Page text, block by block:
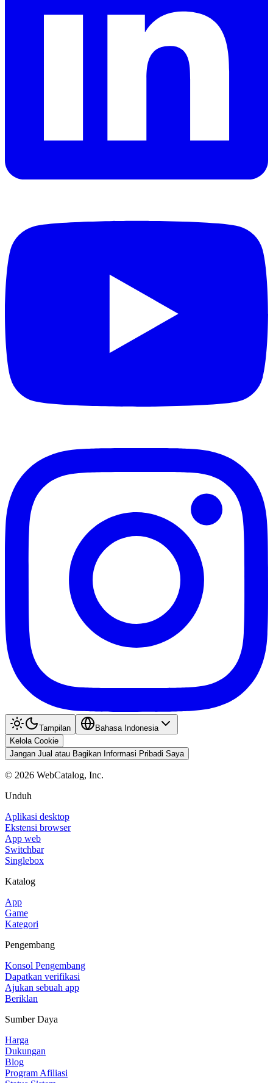
Tampilan
Bahasa Indonesia
Kelola Cookie
Jangan Jual atau Bagikan Informasi Pribadi Saya
© 2026 WebCatalog, Inc.
Unduh
Aplikasi desktop
Ekstensi browser
App web
Switchbar
Singlebox
Katalog
App
Game
Kategori
Pengembang
Konsol Pengembang
Dapatkan verifikasi
Ajukan sebuah app
Beriklan
Sumber Daya
Harga
Dukungan
Blog
Program Afiliasi